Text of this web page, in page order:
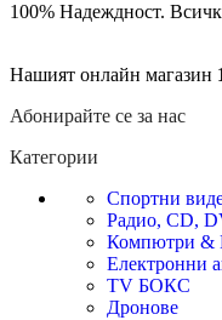
100% Надеждност.
Нашият онлайн магазин
Абонирайте се за нас
Категории
Спортни
Радио, CD,
Компютри &
Електронни
TV БОКС
Дронове